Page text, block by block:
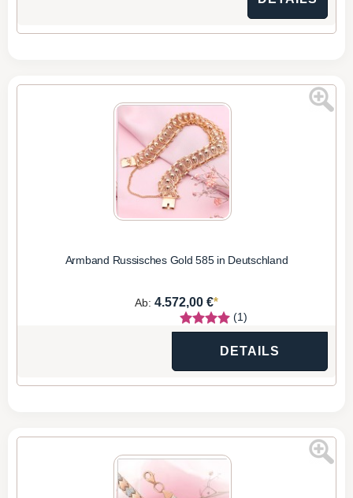
Armband Russisches Gold 585 in Deutschland
Ab: 4.572,00 €*
(1)
DETAILS